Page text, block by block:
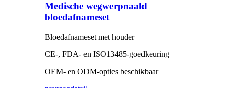
Medische wegwerpnaald
bloedafnameset
Bloedafnameset met houder
CE-, FDA- en ISO13485-goedkeuring
OEM- en ODM-opties beschikbaar